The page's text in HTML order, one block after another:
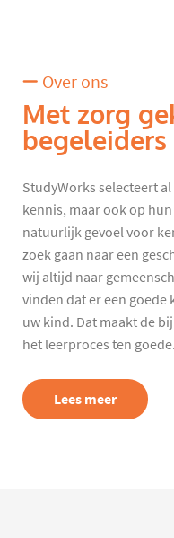
Over ons
Met zorg
begeleiders
StudyWorks selecteert
kennis, maar ook op
natuurlijk gevoel voor
zoek gaan naar een
wij altijd naar
vinden dat er een goede
uw kind. Dat maakt de
het leerproces ten goede.
Lees meer